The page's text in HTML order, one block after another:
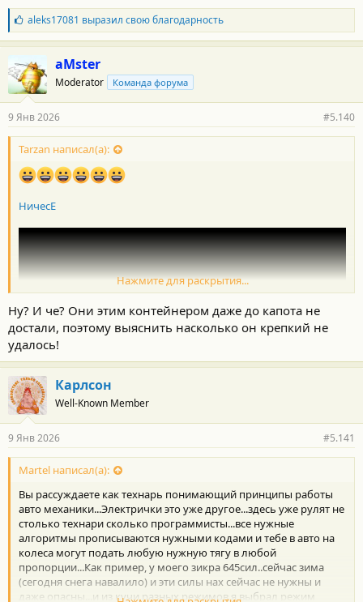
Б
л
а
о
д
а
н
о
с
и
:
aleks17081 выразил свою благодарность
aMster
Moderator Команда форума
9 Янв 2026 #5.140
Tarzan написал(а):
НичесЕ
Нажмите для раскрытия...
Ну? И че? Они этим контейнером даже до капота не
достали, поэтому выяснить насколько он крепкий не
удалось!
Карлсон
Well-Known Member
9 Янв 2026 #5.141
Martel написал(а):
Вы рассуждаете как технарь понимающий принципы работы
авто механики...Электрички это уже другое...здесь уже рулят не
столько технари сколько программисты...все нужные
алгоритмы прописываются нужными кодами и тебе в авто на
колеса могут подать любую нужную тягу в любой
пропорции...Как пример, у моего зикра 645сил..сейчас зима
(сегодня снега навалило) и эти силы нах сейчас не нужны и
даже опасны...и из кучи разных режимов я выбрал режим